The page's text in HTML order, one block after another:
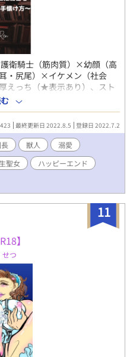
護衛騎士（筋肉質）×幼顔（高
・尻尾）×イケメン（社会
えっち（★表示あり）、スト
ッピーエンド 【あらすじ】
・富塚雫とイジメや家庭環境
はとあるきっかけでオンライ
雫は希空のイジメなどの相談
ず。数日後、希空は精神的
る『何でも願いを叶えてく
いなくなる。 数日後、ゲー
雫はそれが希空だと思う。
かねて、会社を辞める。何
界に』と願った雫が目覚め
、希空と同じ世界に転移した
どこかに希空がいると信
召喚されたが、魔力が平民
大聖女の生まれ変わりだと
に遭い、命の危機に瀕する
移出来たのだろうか？そし
は一体！？ ◆R18描写には
なろう」にも同タイトルで掲
最終更新日 2022.8.5 登録日 2022.7.2
獣人
溺愛
聖女
ハッピーエンド
11
】
つ